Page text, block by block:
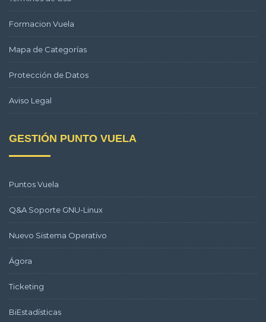
Formacion Vuela
Mapa de Categorías
Protección de Datos
Aviso Legal
GESTIÓN PUNTO VUELA
Puntos Vuela
Q&A Soporte GNU-Linux
Nuevo Sistema Operativo
Ágora
Ticketing
BiEstadísticas